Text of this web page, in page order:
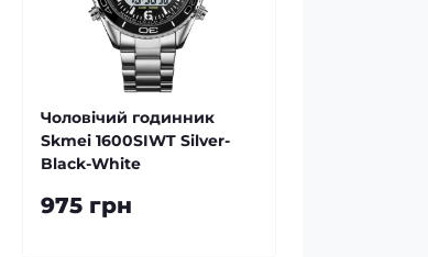
Чоловічий годинник
Skmei 1600SIWT Silver-
Black-White
975 грн